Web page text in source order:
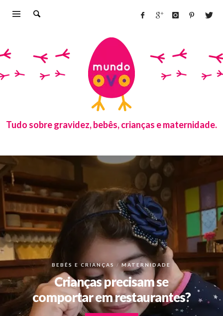
Tudo sobre gravidez, bebês, crianças e maternidade.
BEBÊS E CRIANÇAS MATERNIDADE
Crianças precisam se
comportar em restaurantes?